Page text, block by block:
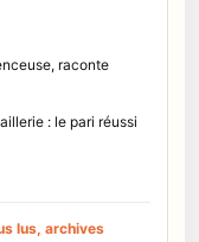
raconte
: le pari réussi
lus, archives